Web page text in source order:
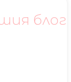
блог